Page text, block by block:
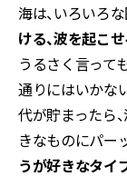
海は、いろいろ
ける、波を起こ
うるさく言って
通りにはいかな
代が貯まったら
きなものにパー
うが好きなタイ